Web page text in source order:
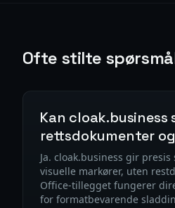
Ofte stilte
Kan cloak.business
rettsdokumenter
Ja. cloak.business gir
visuelle markører, uten
Office-tillegget fungerer
for formatbevarende